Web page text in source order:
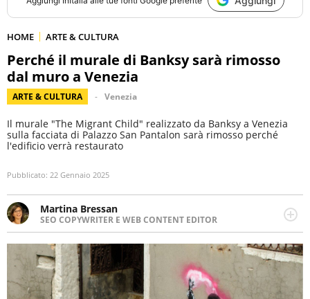
HOME ARTE & CULTURA
Perché il murale di Banksy sarà rimosso
dal muro a Venezia
ARTE & CULTURA Venezia
Il murale "The Migrant Child" realizzato da Banksy a Venezia
sulla facciata di Palazzo San Pantalon sarà rimosso perché
l'edificio verrà restaurato
Pubblicato: 22 Gennaio 2025
Martina Bressan
SEO COPYWRITER E WEB CONTENT EDITOR
Appassionata di viaggi, di trail running e di yoga, ama
scoprire nuovi posti e nuove culture. Curiosa,
determinata e intraprendente adora leggere ma
soprattutto scrivere.